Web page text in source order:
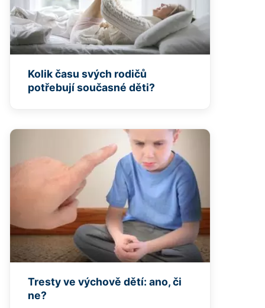
Kolik času svých rodičů
potřebují současné děti?
Tresty ve výchově dětí: ano, či
ne?